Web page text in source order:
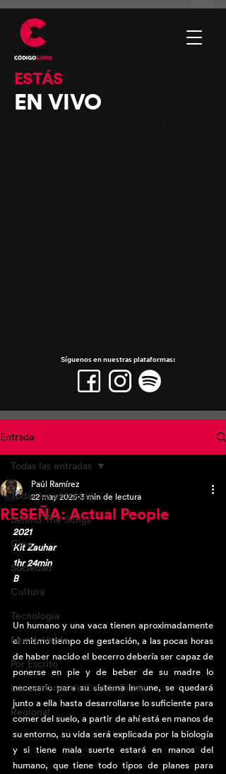
ESTÁS
EN VIVO
Síguenos en nuestras plataformas:
Entrada
Todas las entradas
Behind The Songs
Cine
Sociedad
Cultura
Tecnología
MundoVerde
Por Escrito
Las ventanas de Cecilia Durán
Regional
Todas las entradas
RESEÑA: Actual People
Paúl Ramírez
22 may 20253 min de lectura
2021
Kit Zauhar
1hr 24min
B
Un humano y una vaca tienen aproximadamente
el mismo tiempo de gestación, a las pocas horas
de haber nacido el becerro debería ser capaz de
ponerse en pie y de beber de su madre lo
necesario para su sistema inmune, se quedará
junto a ella hasta desarrollarse lo suficiente para
comer del suelo, a partir de ahí está en manos de
su entorno, su vida será explicada por la biología
y si tiene mala suerte estará en manos del
humano, que tiene todo tipos de planes para